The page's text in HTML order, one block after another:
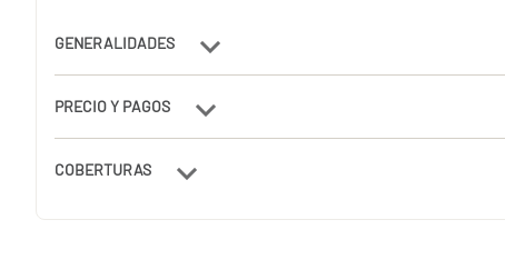
GENERALIDADES
PRECIO Y PAGOS
COBERTURAS